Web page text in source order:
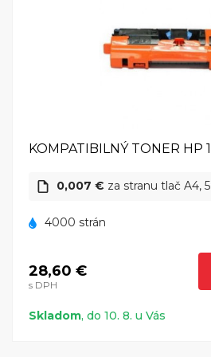
KOMPATIBILNÝ TONER HP
0,007 € za stranu tlač A4,
4000 strán
28,60 €
s DPH
Skladom, do 10. 8. u Vás